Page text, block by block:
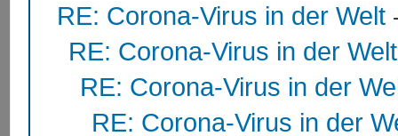
RE: Corona-Virus in der Welt
RE: Corona-Virus in der Welt
RE: Corona-Virus in der
RE: Corona-Virus in der